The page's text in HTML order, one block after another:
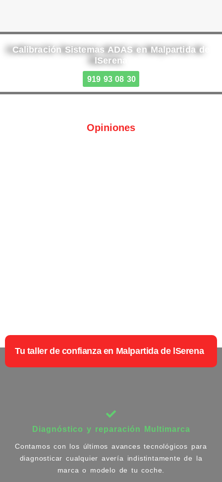
Calibración Sistemas ADAS en Malpartida de
lSerena
919 93 08 30
Opiniones
Tu taller de confianza en Malpartida de lSerena
Diagnóstico y reparación Multimarca
Contamos con los últimos avances tecnológicos para
diagnosticar cualquier avería indistintamente de la
marca o modelo de tu coche.